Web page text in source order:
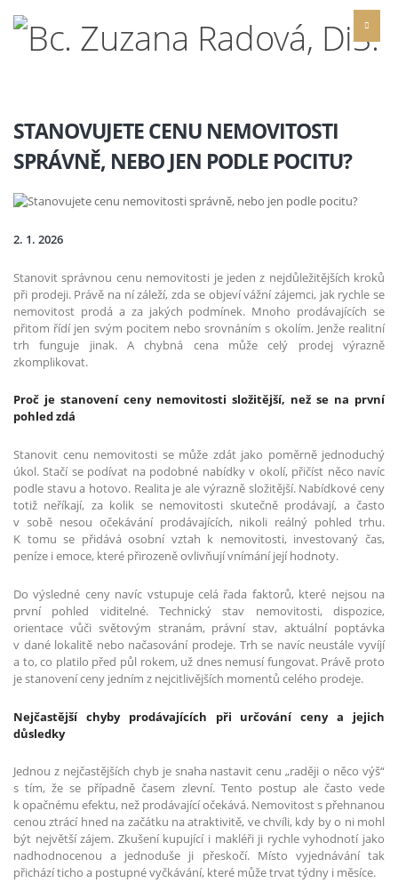
STANOVUJETE CENU NEMOVITOSTI
SPRÁVNĚ, NEBO JEN PODLE POCITU?
2. 1. 2026
Stanovit správnou cenu nemovitosti je jeden z nejdůležitějších kroků
při prodeji. Právě na ní záleží, zda se objeví vážní zájemci, jak rychle se
nemovitost prodá a za jakých podmínek. Mnoho prodávajících se
přitom řídí jen svým pocitem nebo srovnáním s okolím. Jenže realitní
trh funguje jinak. A chybná cena může celý prodej výrazně
zkomplikovat.
Proč je stanovení ceny nemovitosti složitější, než se na první
pohled zdá
Stanovit cenu nemovitosti se může zdát jako poměrně jednoduchý
úkol. Stačí se podívat na podobné nabídky v okolí, přičíst něco navíc
podle stavu a hotovo. Realita je ale výrazně složitější. Nabídkové ceny
totiž neříkají, za kolik se nemovitosti skutečně prodávají, a často
v sobě nesou očekávání prodávajících, nikoli reálný pohled trhu.
K tomu se přidává osobní vztah k nemovitosti, investovaný čas,
peníze i emoce, které přirozeně ovlivňují vnímání její hodnoty.
Do výsledné ceny navíc vstupuje celá řada faktorů, které nejsou na
první pohled viditelné. Technický stav nemovitosti, dispozice,
orientace vůči světovým stranám, právní stav, aktuální poptávka
v dané lokalitě nebo načasování prodeje. Trh se navíc neustále vyvíjí
a to, co platilo před půl rokem, už dnes nemusí fungovat. Právě proto
je stanovení ceny jedním z nejcitlivějších momentů celého prodeje.
Nejčastější chyby prodávajících při určování ceny a jejich
důsledky
Jednou z nejčastějších chyb je snaha nastavit cenu „raději o něco výš“
s tím, že se případně časem zlevní. Tento postup ale často vede
k opačnému efektu, než prodávající očekává. Nemovitost s přehnanou
cenou ztrácí hned na začátku na atraktivitě, ve chvíli, kdy by o ni mohl
být největší zájem. Zkušení kupující i makléři ji rychle vyhodnotí jako
nadhodnocenou a jednoduše ji přeskočí. Místo vyjednávání tak
přichází ticho a postupné vyčkávání, které může trvat týdny i měsíce.